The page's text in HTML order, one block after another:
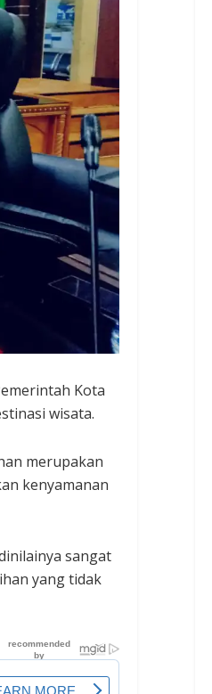
Kota
wisata.
merupakan
kenyamanan
sangat
yang tidak